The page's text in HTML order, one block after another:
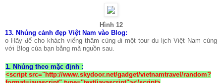
Hình 12
13. Nhúng cảnh đẹp Việt Nam vào Blog:
o Hãy để cho khách viếng thăm cùng đi một tour du lịch Việt Nam cùng
với Blog của bạn bằng mã nguồn sau.
1. Nhúng theo mặc định :
<script src="http://www.skydoor.net/gadget/vietnamtravel/random?